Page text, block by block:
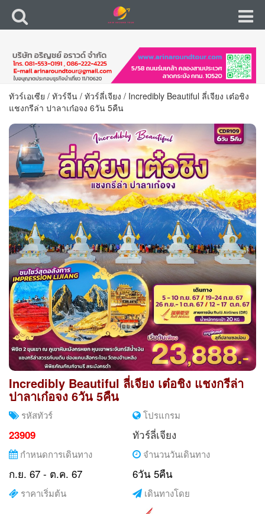
ทัวร์เอเซีย / ทัวร์จีน / ทัวร์ลี่เจียง / Incredibly Beautiful ลี่เจียง เต๋อชิง
แชงกรีล่า ปาลาเก๋อจง 6วัน 5คืน
Incredibly Beautiful ลี่เจียง เต๋อชิง แชงกรีล่า
ปาลาเก๋อจง 6วัน 5คืน
รหัสทัวร์
23909
โปรแกรม
ทัวร์ลี่เจียง
กำหนดการเดินทาง
ก.ย. 67 - ต.ค. 67
จำนวนวันเดินทาง
6วัน 5คืน
ราคาเริ่มต้น เดินทางโดย